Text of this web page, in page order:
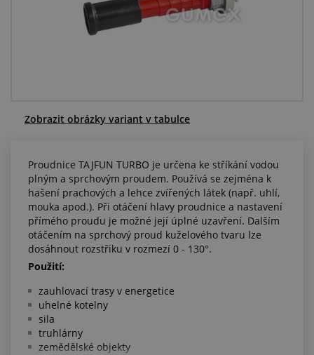
Další pryžové a plastové výrobky
O nás a kariéra
Zobrazit obrázky variant v tabulce
Proudnice TAJFUN TURBO je určena ke stříkání vodou
plným a sprchovým proudem. Používá se zejména k
hašení prachových a lehce zvířených látek (např. uhlí,
mouka apod.). Při otáčení hlavy proudnice a nastavení
přímého proudu je možné její úplné uzavření. Dalším
otáčením na sprchový proud kuželového tvaru lze
dosáhnout rozstřiku v rozmezí 0 - 130°.
Použití:
zauhlovací trasy v energetice
uhelné kotelny
sila
truhlárny
zemědělské objekty